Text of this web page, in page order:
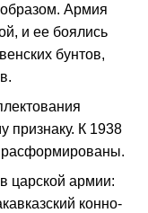
Армия
и ее боялись
бунтов,
признаку. К 1938
расформированы.
царской армии:
конно-